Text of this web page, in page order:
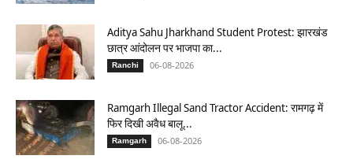
Aditya Sahu Jharkhand Student Protest: झारखंड
छात्र आंदोलन पर भाजपा का...
Ranchi 06-08-2026
Ramgarh Illegal Sand Tractor Accident: रामगढ़ में
फिर दिखी अवैध बालू...
Ramgarh 06-08-2026